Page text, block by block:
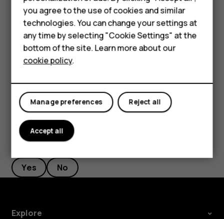
Accessories
HMD Terra M
For business
Tablets
непосредственно из списка контактов.
Выберите
Меню> > Именаи выполните
прокрутку к контакту, которому хотите
Did you find this helpful?
Yes No
Explore
you agree to the use of cookies and similar
technologies. You can change your settings at
any time by selecting "Cookie Settings" at the
bottom of the site. Learn more about our
cookie policy.
Reject all
Manage preferences
Accept all